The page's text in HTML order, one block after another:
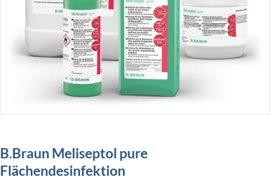
B.Braun Meliseptol pure
Flächendesinfektion